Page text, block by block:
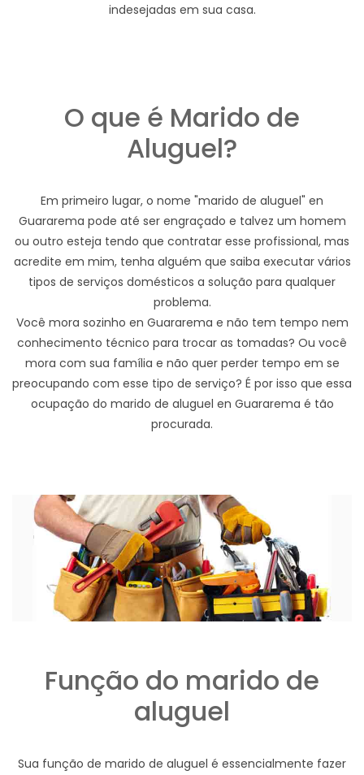
indesejadas em sua casa.
O que é Marido de
Aluguel?
Em primeiro lugar, o nome "marido de aluguel" en
Guararema pode até ser engraçado e talvez um homem
ou outro esteja tendo que contratar esse profissional, mas
acredite em mim, tenha alguém que saiba executar vários
tipos de serviços domésticos a solução para qualquer
problema.
Você mora sozinho en Guararema e não tem tempo nem
conhecimento técnico para trocar as tomadas? Ou você
mora com sua família e não quer perder tempo em se
preocupando com esse tipo de serviço? É por isso que essa
ocupação do marido de aluguel en Guararema é tão
procurada.
Função do marido de
aluguel
Sua função de marido de aluguel é essencialmente fazer